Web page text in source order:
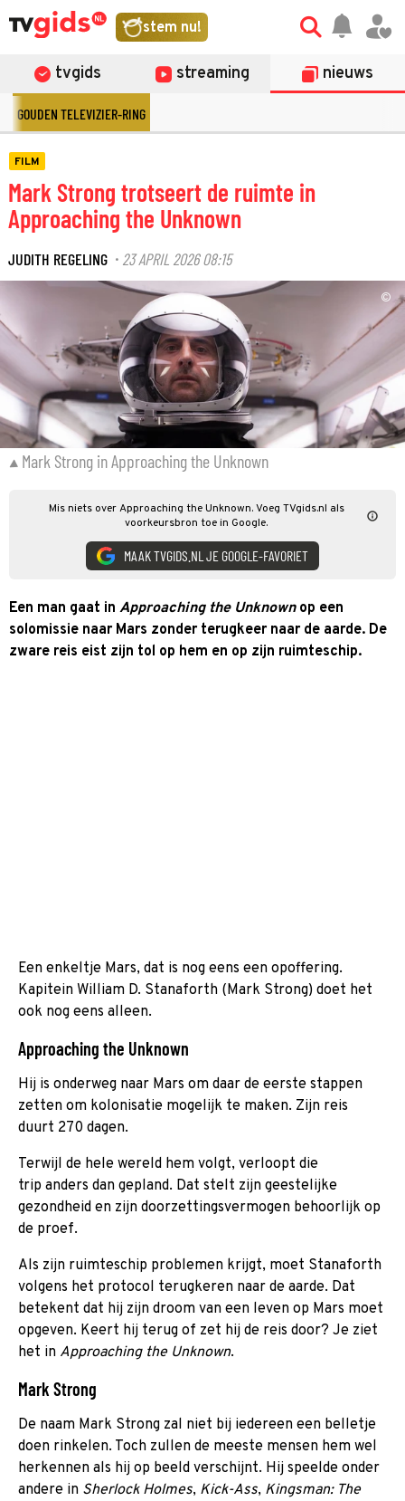
stem nu!
tvgids streaming nieuws
GOUDEN TELEVIZIER-RING
FILM
Mark Strong trotseert de ruimte in
Approaching the Unknown
JUDITH REGELING · 23 APRIL 2026 08:15
©
Mark Strong in Approaching the Unknown
Mis niets over Approaching the Unknown. Voeg TVgids.nl als
voorkeursbron toe in Google.
MAAK TVGIDS.NL JE GOOGLE-FAVORIET
Een man gaat in Approaching the Unknown op een
solomissie naar Mars zonder terugkeer naar de aarde. De
zware reis eist zijn tol op hem en op zijn ruimteschip.
Een enkeltje Mars, dat is nog eens een opoffering.
Kapitein William D. Stanaforth (Mark Strong) doet het
ook nog eens alleen.
Approaching the Unknown
Hij is onderweg naar Mars om daar de eerste stappen
zetten om kolonisatie mogelijk te maken. Zijn reis
duurt 270 dagen.
Terwijl de hele wereld hem volgt, verloopt die
trip anders dan gepland. Dat stelt zijn geestelijke
gezondheid en zijn doorzettingsvermogen behoorlijk op
de proef.
Als zijn ruimteschip problemen krijgt, moet Stanaforth
volgens het protocol terugkeren naar de aarde. Dat
betekent dat hij zijn droom van een leven op Mars moet
opgeven. Keert hij terug of zet hij de reis door? Je ziet
het in Approaching the Unknown.
Mark Strong
De naam Mark Strong zal niet bij iedereen een belletje
doen rinkelen. Toch zullen de meeste mensen hem wel
herkennen als hij op beeld verschijnt. Hij speelde onder
andere in Sherlock Holmes, Kick-Ass, Kingsman: The